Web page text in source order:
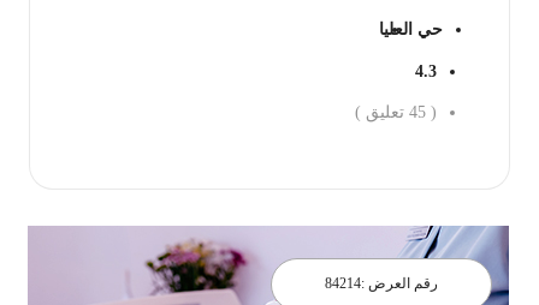
حي العليا
4.3
45 تعليق )
رقم العرض : 84214